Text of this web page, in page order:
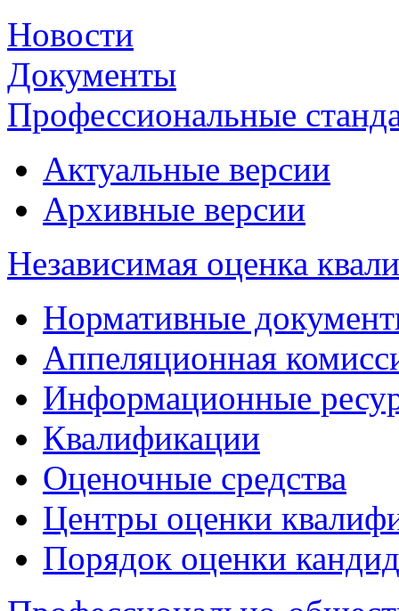
Новости
Документы
Профессиональные
Актуальные версии
Архивные версии
Независимая оценка
Нормативные
Аппеляционная
Информационные
Квалификации
Оценочные средства
Центры оценки
Порядок оценки